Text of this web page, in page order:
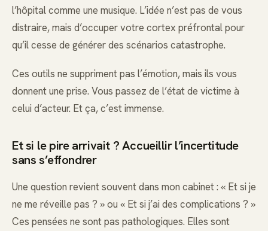
l’hôpital comme une musique. L’idée n’est pas de vous
distraire, mais d’occuper votre cortex préfrontal pour
qu’il cesse de générer des scénarios catastrophe.
Ces outils ne suppriment pas l’émotion, mais ils vous
donnent une prise. Vous passez de l’état de victime à
celui d’acteur. Et ça, c’est immense.
Et si le pire arrivait ? Accueillir l’incertitude
sans s’effondrer
Une question revient souvent dans mon cabinet : « Et si je
ne me réveille pas ? » ou « Et si j’ai des complications ? »
Ces pensées ne sont pas pathologiques. Elles sont